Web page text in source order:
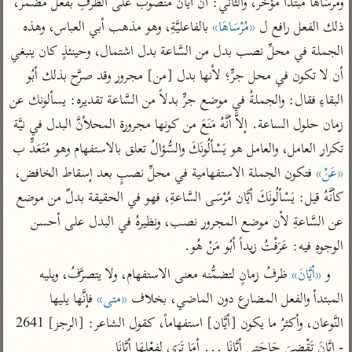
تفسير السمرقندي
تفسير الثعلبي
تفسير أبي السعود
الكشاف للزمخشري
الدر المنثور
تفسير ابن أبي حاتم
تفسير مقاتل
تفسير قتادة
اشترك لتصلك أخبار مشاريعنا
اشترك
راسلنا •تليجرام •تويتر
تعليمات•عن الباحث القرآني
ذلك الفعل رافع ل «مُرْسَاهَا»
أن لا تكون في محل جرٍّ؛ لأنها بدل [من] مجرور وقد صرَّح بذلك أبُو
تكرار العامل، والعامل هو يَسْألُونَكَ والسُّؤالُ تعلق بالاستفهام وهو مُتَعَدٍّ ب
«عَنْ»
الوجوهِ فيه: عَرَفْتُ زيداً أبُو مَنْ هُو.
و «أيَّانَ»
المبتدأ والفعل المضارع دون الماضي، بخلاف «متى»